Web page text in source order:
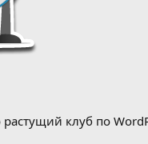
клуб по